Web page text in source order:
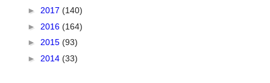
► 2017(140)
► 2016(164)
► 2015(93)
► 2014(33)